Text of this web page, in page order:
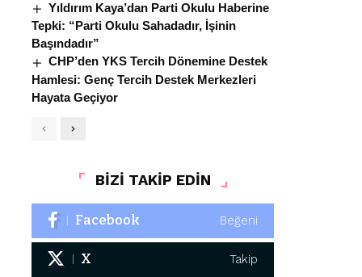
Yıldırım Kaya’dan Parti Okulu Haberine
Tepki: “Parti Okulu Sahadadır, İşinin
Başındadır”
CHP’den YKS Tercih Dönemine Destek
Hamlesi: Genç Tercih Destek Merkezleri
Hayata Geçiyor
BİZİ TAKİP EDİN
Facebook Beğeni
X Takip